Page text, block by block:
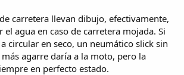
carretera llevan dibujo, efectivamente,
el agua en caso de carretera mojada. Si
circular en seco, un neumático slick sin
agarre daría a la moto, pero la
en perfecto estado.